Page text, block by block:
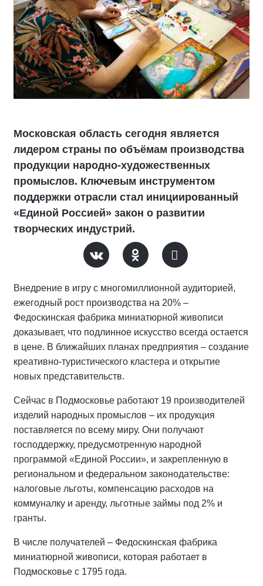
Московская область сегодня является
лидером страны по объёмам производства
продукции народно-художественных
промыслов. Ключевым инструментом
поддержки отрасли стал инициированный
«Единой Россией» закон о развитии
творческих индустрий.
Внедрение в игру с многомиллионной аудиторией,
ежегодный рост производства на 20% –
Федоскинская фабрика миниатюрной живописи
доказывает, что подлинное искусство всегда остается
в цене. В ближайших планах предприятия – создание
креативно-туристического кластера и открытие
новых представительств.
Сейчас в Подмосковье работают 19 производителей
изделий народных промыслов – их продукция
поставляется по всему миру. Они получают
господдержку, предусмотренную народной
программой «Единой России», и закрепленную в
региональном и федеральном законодательстве:
налоговые льготы, компенсацию расходов на
коммуналку и аренду, льготные займы под 2% и
гранты.
В числе получателей – Федоскинская фабрика
миниатюрной живописи, которая работает в
Подмосковье с 1795 года.